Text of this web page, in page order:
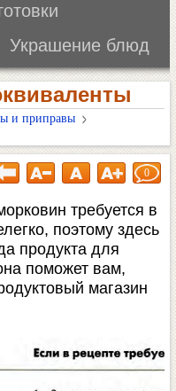
Украшение блюд
и приправы
0
требуется в
поэтому здесь
продукта для
поможет вам,
магазин